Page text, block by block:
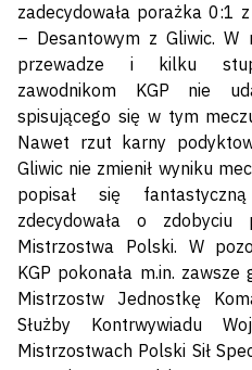
zadecydowała porażka 0:1
– Desantowym z Gliwic.
przewadze i kilku
zawodnikom KGP nie
spisującego się w tym
Nawet rzut karny
Gliwic nie zmienił wyniku
popisał się
zdecydowała o
Mistrzostwa Polski. W
KGP pokonała m.in.
Mistrzostw Jednostkę
Służby Kontrwywiadu
Mistrzostwach Polski Sił